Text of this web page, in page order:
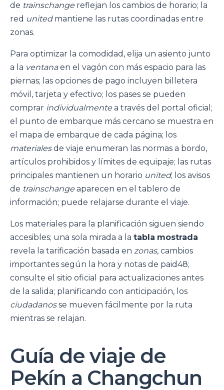
de trainschange reflejan los cambios de horario; la
red unitedmantiene las rutas coordinadas entre
zonas.
Para optimizar la comodidad, elija un asiento junto
a la ventanaen el vagón con más espacio para las
piernas; las opciones de pago incluyen billetera
móvil, tarjeta y efectivo; los pases se pueden
comprar individualmente a través del portal oficial;
el punto de embarque más cercano se muestra en
el mapa de embarque de cada página; los
materialesde viaje enumeran las normas a bordo,
artículos prohibidos y límites de equipaje; las rutas
principales mantienen un horario united; los avisos
de trainschange aparecen en el tablero de
información; puede relajarse durante el viaje.
Los materiales para la planificación siguen siendo
accesibles; una sola mirada a la tabla mostrada
revela la tarificación basada en zonas, cambios
importantes según la hora y notas de paid48;
consulte el sitio oficial para actualizaciones antes
de la salida; planificando con anticipación, los
ciudadanosse mueven fácilmente por la ruta
mientras se relajan.
Guía de viaje de
Pekín a Changchun